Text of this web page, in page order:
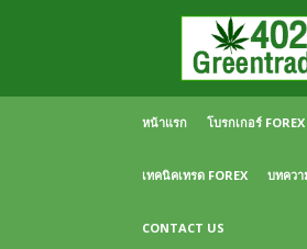
Greentraderfx
ความ
FOREX
เปิด
หน้าแรก โบรกเกอร์
เทคนิคเทรด FOREX บทควา
CONTACT US